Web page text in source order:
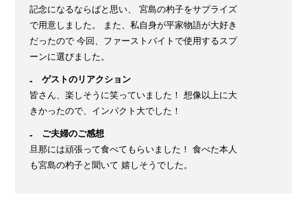
記念になるならばと思い、 宮島の杓子をサプライズ
で用意しました。 また、私自身が平家物語が大好き
だったので 今回、ファーストバイトで使用するスプ
ーンに選びました。
ゲストのリアクション
皆さん、楽しそうに笑っていました！ 想像以上に大
きかったので、インパクト大でした！
ご夫婦のご感想
旦那には頑張って食べてもらいました！ 食べた本人
も宮島の杓子と聞いて 嬉しそうでした。